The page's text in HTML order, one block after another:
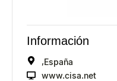
Información
España
www.cisa.net